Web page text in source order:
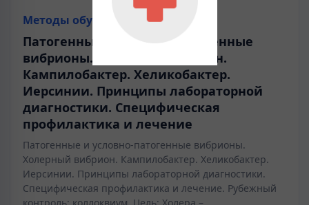
Методы обучения
Патогенные и условно-патогенные
вибрионы. Холерный вибрион.
Кампилобактер. Хеликобактер.
Иерсинии. Принципы лабораторной
диагностики. Специфическая
профилактика и лечение
Патогенные и условно-патогенные вибрионы.
Холерный вибрион. Кампилобактер. Хеликобактер.
Иерсинии. Принципы лабораторной диагностики.
Специфическая профилактика и лечение. Рубежный